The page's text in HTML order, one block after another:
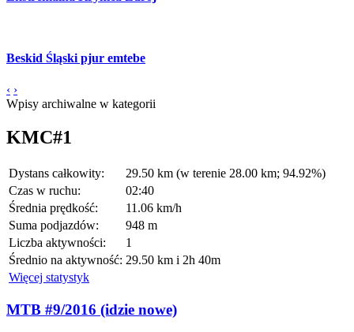
Beskid Śląski pjur emtebe
‹ ›
Wpisy archiwalne w kategorii
KMC#1
Dystans całkowity:
29.50 km (w terenie 28.00 km; 94.92%)
Czas w ruchu:
02:40
Średnia prędkość:
11.06 km/h
Suma podjazdów:
948 m
Liczba aktywności:
1
Średnio na aktywność: 29.50 km i 2h 40m
Więcej statystyk
MTB #9/2016 (idzie nowe)